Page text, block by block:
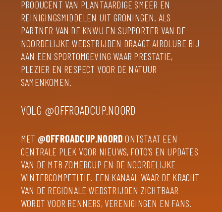
PRODUCENT VAN PLANTAARDIGE SMEER EN
REINIGINGSMIDDELEN UIT GRONINGEN. ALS
PARTNER VAN DE KNWU EN SUPPORTER VAN DE
NOORDELIJKE WEDSTRIJDEN DRAAGT AIROLUBE BIJ
AAN EEN SPORTOMGEVING WAAR PRESTATIE,
PLEZIER EN RESPECT VOOR DE NATUUR
SAMENKOMEN.
VOLG @OFFROADCUP.NOORD
MET @OFFROADCUP.NOORD ONTSTAAT EEN
CENTRALE PLEK VOOR NIEUWS, FOTO’S EN UPDATES
VAN DE MTB ZOMERCUP EN DE NOORDELIJKE
WINTERCOMPETITIE. EEN KANAAL WAAR DE KRACHT
VAN DE REGIONALE WEDSTRIJDEN ZICHTBAAR
WORDT VOOR RENNERS, VERENIGINGEN EN FANS.